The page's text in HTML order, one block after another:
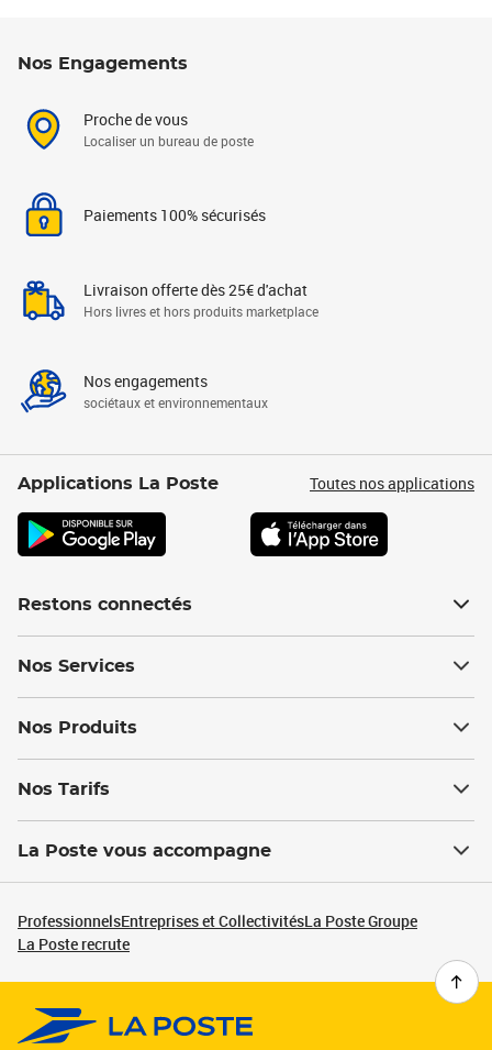
Nos Engagements
Proche de vous
Localiser un bureau de poste
Paiements 100% sécurisés
Livraison offerte dès 25€ d'achat
Hors livres et hors produits marketplace
Nos engagements
sociétaux et environnementaux
Applications La Poste Toutes nos applications
Restons connectés
Nos Services
Nos Produits
Nos Tarifs
La Poste vous accompagne
ProfessionnelsEntreprises et CollectivitésLa Poste Groupe
La Poste recrute